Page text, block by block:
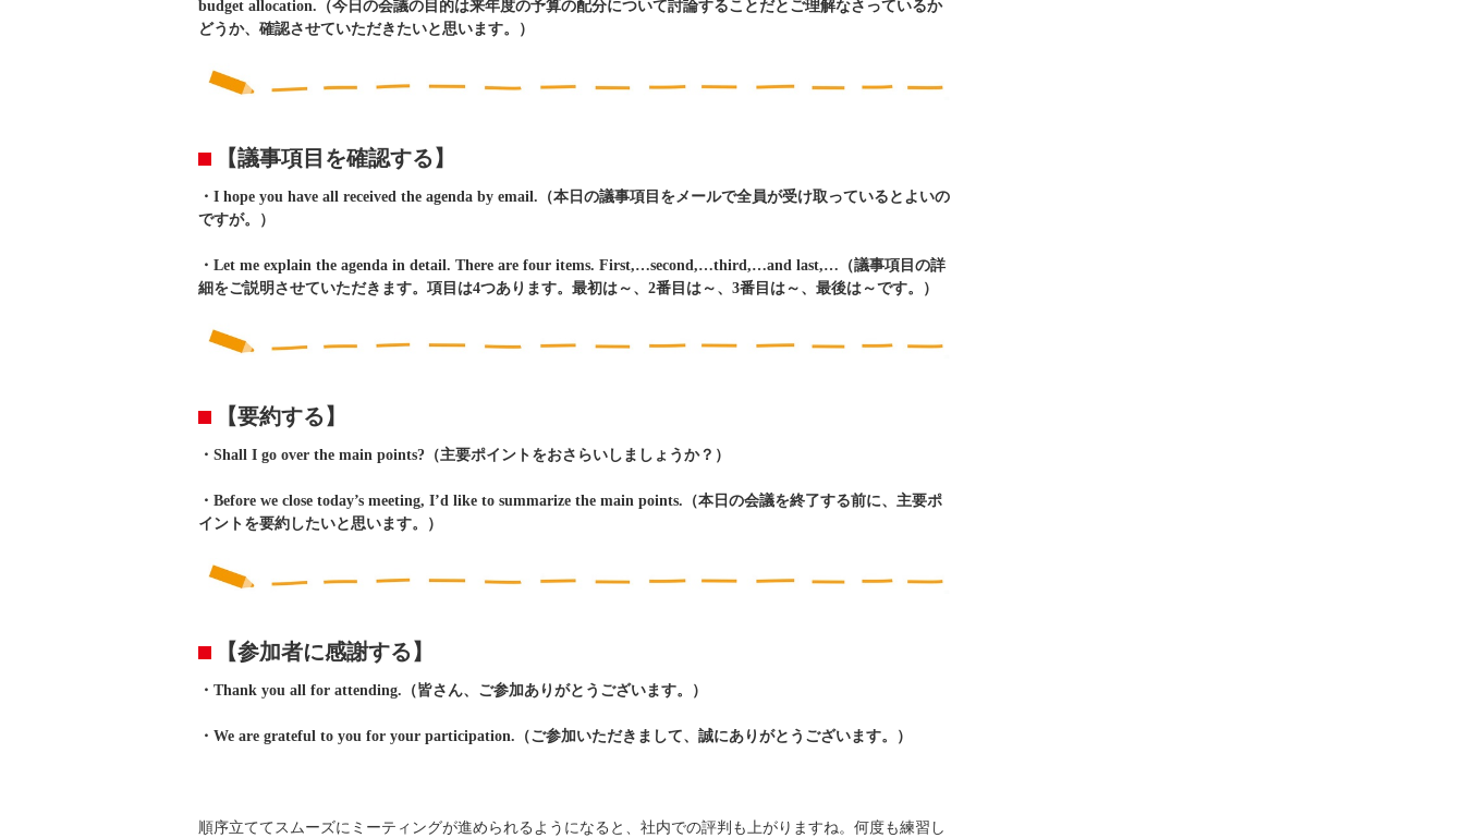
budget allocation.（今日の会議の目的は来年度の予算の配分について討論することだとご理解なさっているか
どうか、確認させていただきたいと思います。）
【議事項目を確認する】
・I hope you have all received the agenda by email.（本日の議事項目をメールで全員が受け取っているとよいの
ですが。）
・Let me explain the agenda in detail. There are four items. First,…second,…third,…and last,…（議事項目の詳
細をご説明させていただきます。項目は4つあります。最初は～、2番目は～、3番目は～、最後は～です。）
【要約する】
・Shall I go over the main points?（主要ポイントをおさらいしましょうか？）
・Before we close today’s meeting, I’d like to summarize the main points.（本日の会議を終了する前に、主要ポ
イントを要約したいと思います。）
【参加者に感謝する】
・Thank you all for attending.（皆さん、ご参加ありがとうございます。）
・We are grateful to you for your participation.（ご参加いただきまして、誠にありがとうございます。）
順序立ててスムーズにミーティングが進められるようになると、社内での評判も上がりますね。何度も練習し